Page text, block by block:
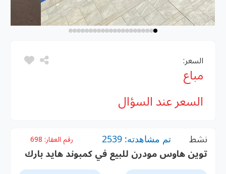
السعر:
مباع
السعر عند السؤال
نشط تم مشاهدته: 2539 رقم العقار: 698
توين هاوس مودرن للبيع في كمبوند هايد بارك